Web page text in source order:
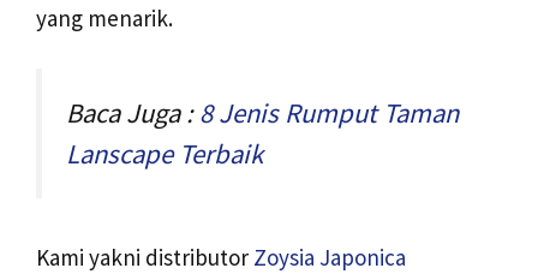
yang menarik.
Baca Juga :8 Jenis Rumput Taman
Lanscape Terbaik
Kami yakni distributor Zoysia Japonica